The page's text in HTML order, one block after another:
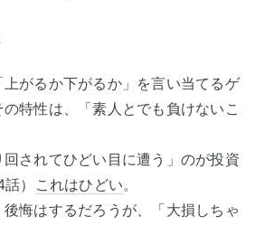
上がるか下がるか」を言い当てるゲ
特性は、「素人とでも負けないこ
回されてひどい目に遭う」のが投資
）
これはひどい。
悔はするだろうが、「大損しちゃ